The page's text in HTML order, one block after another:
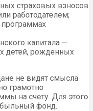
страховых взносов
работодателем;
программах
капитала —
детей, рожденных
не видят смысла
грамотно
на счету. Для этого
фонд.